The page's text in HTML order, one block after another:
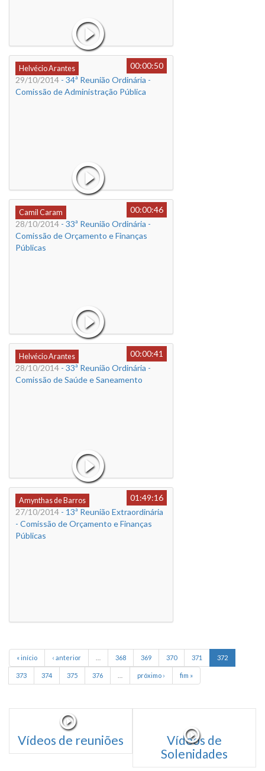
Helvécio Arantes
00:00:50
29/10/2014 - 34ª Reunião Ordinária -
Comissão de Administração Pública
Camil Caram
00:00:46
28/10/2014 - 33ª Reunião Ordinária -
Comissão de Orçamento e Finanças
Públicas
Helvécio Arantes
00:00:41
28/10/2014 - 33ª Reunião Ordinária -
Comissão de Saúde e Saneamento
Amynthas de Barros
01:49:16
27/10/2014 - 13ª Reunião Extraordinária
- Comissão de Orçamento e Finanças
Públicas
« início ‹ anterior 368 369 370 371 372
373 374 375 376 próximo › fim »
Vídeos de reuniões
Vídeos de
Solenidades